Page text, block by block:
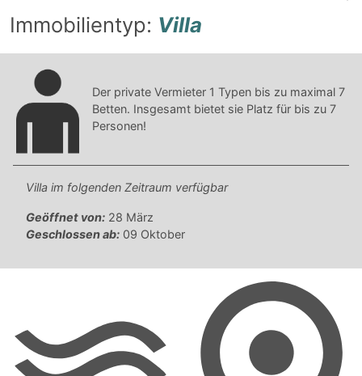
Immobilientyp: Villa
Der private Vermieter 1 Typen bis zu maximal 7
Betten. Insgesamt bietet sie Platz für bis zu 7
Personen!
Villa im folgenden Zeitraum verfügbar
Geöffnet von: 28 März
Geschlossen ab: 09 Oktober